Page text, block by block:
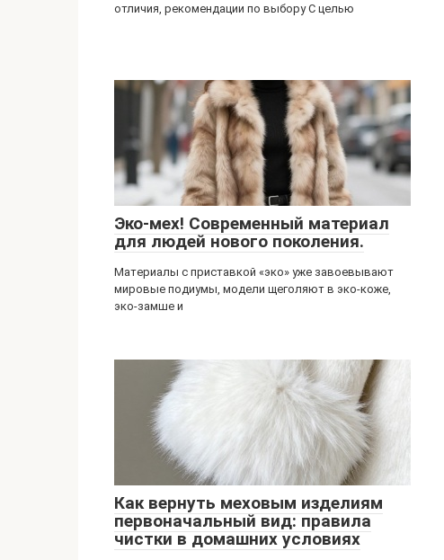
отличия, рекомендации по выбору С целью
Эко-мех! Современный материал
для людей нового поколения.
Материалы с приставкой «эко» уже завоевывают
мировые подиумы, модели щеголяют в эко-коже,
эко-замше и
Как вернуть меховым изделиям
первоначальный вид: правила
чистки в домашних условиях